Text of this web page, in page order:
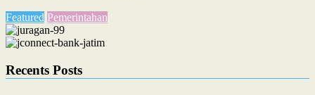
Featured Pemerintahan
Recents Posts